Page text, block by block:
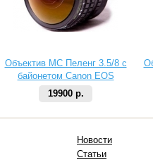
Объектив МС Пеленг 3.5/8 с
байонетом Canon EOS
19900 р.
Новости
Статьи